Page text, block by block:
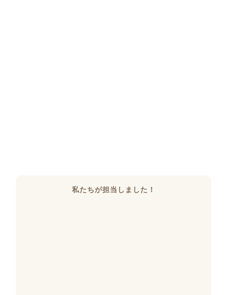
私たちが担当しました！